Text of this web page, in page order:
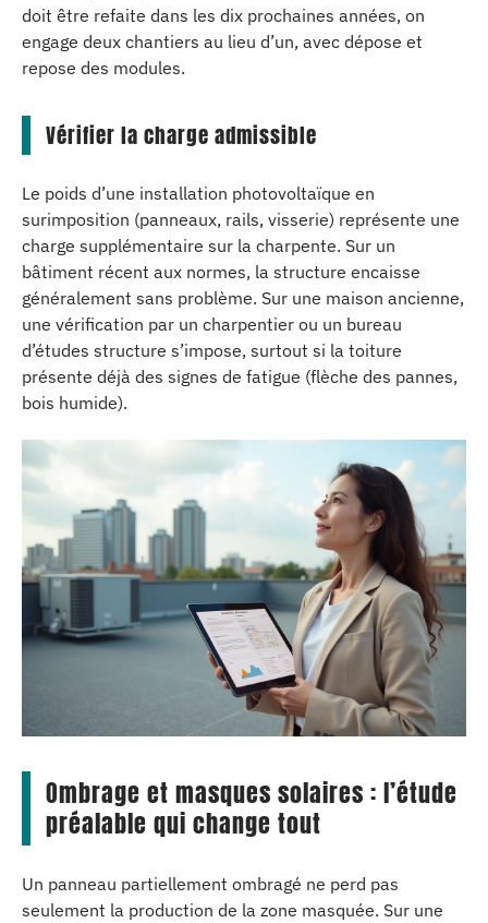
doit être refaite dans les dix prochaines années, on
engage deux chantiers au lieu d’un, avec dépose et
repose des modules.
Vérifier la charge admissible
Le poids d’une installation photovoltaïque en
surimposition (panneaux, rails, visserie) représente une
charge supplémentaire sur la charpente. Sur un
bâtiment récent aux normes, la structure encaisse
généralement sans problème. Sur une maison ancienne,
une vérification par un charpentier ou un bureau
d’études structure s’impose, surtout si la toiture
présente déjà des signes de fatigue (flèche des pannes,
bois humide).
Ombrage et masques solaires : l’étude
préalable qui change tout
Un panneau partiellement ombragé ne perd pas
seulement la production de la zone masquée. Sur une